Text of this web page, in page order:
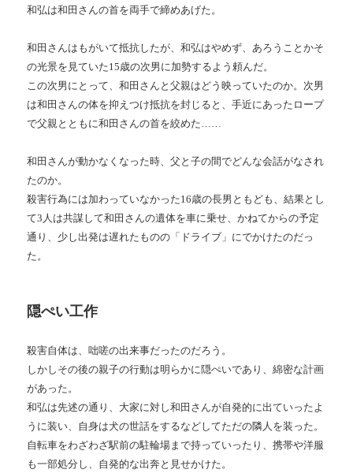
和弘は和田さんの首を両手で締めあげた。
和田さんはもがいて抵抗したが、和弘はやめず、あろうことかそ
の光景を見ていた15歳の次男に加勢するよう頼んだ。
この次男にとって、和田さんと父親はどう映っていたのか。次男
は和田さんの体を抑えつけ抵抗を封じると、手近にあったロープ
で父親とともに和田さんの首を絞めた……
和田さんが動かなくなった時、父と子の間でどんな会話がなされ
たのか。
殺害行為には加わっていなかった16歳の長男ともども、結果とし
て3人は共謀して和田さんの遺体を車に乗せ、かねてからの予定
通り、少し出発は遅れたものの「ドライブ」にでかけたのだっ
た。
隠ぺい工作
殺害自体は、咄嗟の出来事だったのだろう。
しかしその後の親子の行動は明らかに隠ぺいであり、綿密な計画
があった。
和弘は先述の通り、大家に対し和田さんが自発的に出ていったよ
うに装い、自身は犬の世話をするなどしてただの隣人を装った。
自転車をわざわざ駅前の駐輪場まで持っていったり、携帯や洋服
も一部処分し、自発的な出奔と見せかけた。